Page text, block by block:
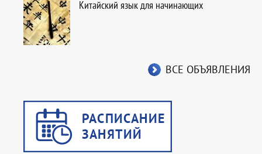
Китайский язык для начинающих
ВСЕ ОБЪЯВЛЕНИЯ